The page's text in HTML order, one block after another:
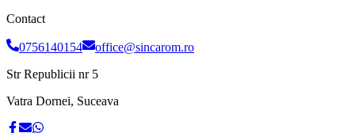
Contact
0756140154
office@sincarom.ro
Str Republicii nr 5
Vatra Dornei, Suceava